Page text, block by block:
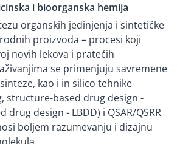
i bioorganska hemija
organskih jedinjenja i sintetičke
proizvoda – procesi koji
novih lekova i pratećih
se primenjuju savremene
kao i in silico tehnike
structure-based drug design -
drug design - LBDD) i QSAR/QSRR
boljem razumevanju i dizajnu